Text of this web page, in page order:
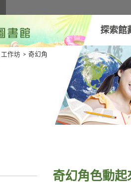
探索館
作坊 > 奇幻角
奇幻角色動